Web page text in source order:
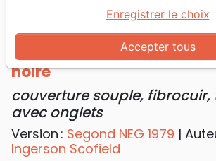
Bible d'étude Segond NEG
couverture souple, fibrocuir, tranche
Bible d'étude Segond NEG
noire
couverture souple, fibrocuir,
avec onglets
Version : Segond NEG 1979 |
Ingerson Scofield
Accepter tous
Enregistrer le choix